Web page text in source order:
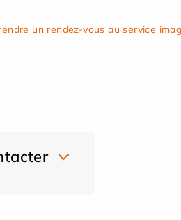
un rendez-vous au service